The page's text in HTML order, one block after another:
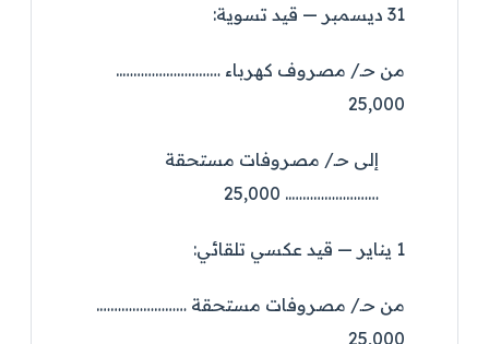
31 ديسمبر — قيد تسوية:
من حـ/ مصروف كهرباء ………………………..
25,000
إلى حـ/ مصروفات مستحقة
…………………….. 25,000
1 يناير — قيد عكسي تلقائي:
من حـ/ مصروفات مستحقة …………………….
25,000